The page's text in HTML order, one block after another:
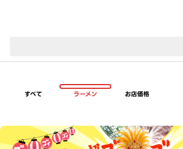
すべて ラーメン お店価格
超ゴイゴイヤスー夏祭